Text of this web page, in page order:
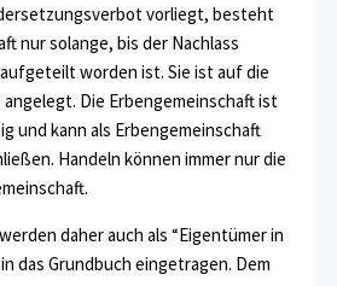
vorliegt, besteht
nur solange, bis der Nachlass
worden ist. Sie ist auf die
Die Erbengemeinschaft ist
und kann als Erbengemeinschaft
Handeln können immer nur die
daher auch als “Eigentümer in
das Grundbuch eingetragen. Dem